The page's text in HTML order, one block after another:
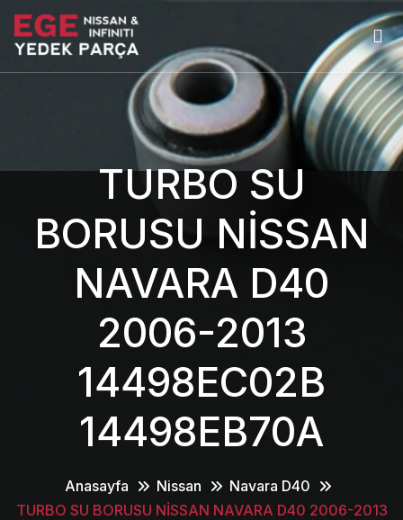
TURBO SU
BORUSU NİSSAN
NAVARA D40
2006-2013
14498EC02B
14498EB70A
Anasayfa Nissan
Navara D40
TURBO SU BORUSU NİSSAN NAVARA D40 2006-2013